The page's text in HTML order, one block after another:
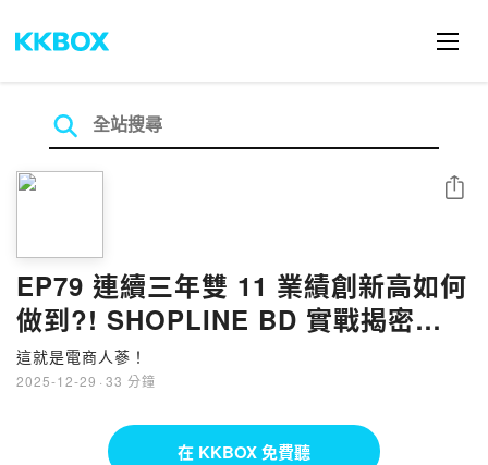
EP79 連續三年雙 11 業績創新高如何
做到?! SHOPLINE BD 實戰揭密
2026 零售電商決勝關鍵｜談談人蔘大
事！
這就是電商人蔘！
2025-12-29 · 33 分鐘
分享
在 KKBOX 免費聽